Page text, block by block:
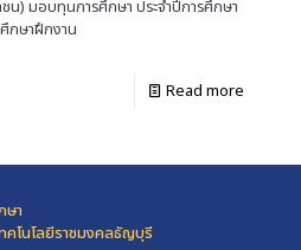
น) มอบทุนการศึกษา ประจำปีการศึกษา
กษาฝึกงาน
Read more
ษา
คโนโลยีราชมงคลธัญบุรี